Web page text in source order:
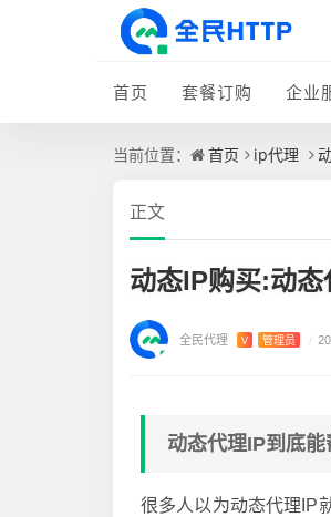
首页 套餐订购 企业
当前位置： 首页 ip代理
正文
动态IP购买:动
全民代理 V 管理员 /
动态代理IP到底能
很多人以为动态代理IP